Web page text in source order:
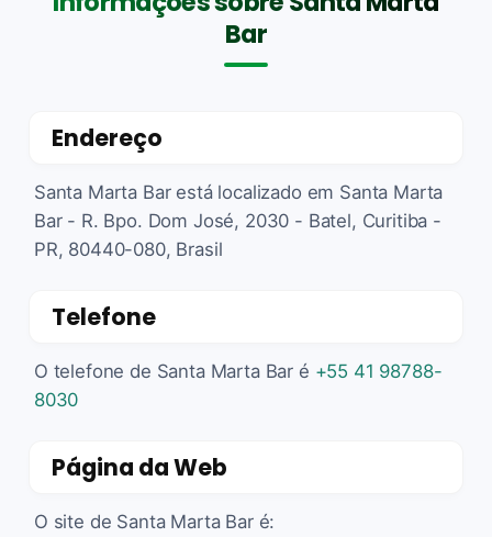
Bar
Endereço
Santa Marta Bar está localizado em Santa Marta
Bar - R. Bpo. Dom José, 2030 - Batel, Curitiba -
PR, 80440-080, Brasil
Telefone
O telefone de Santa Marta Bar é +55 41 98788-
8030
Página da Web
O site de Santa Marta Bar é: